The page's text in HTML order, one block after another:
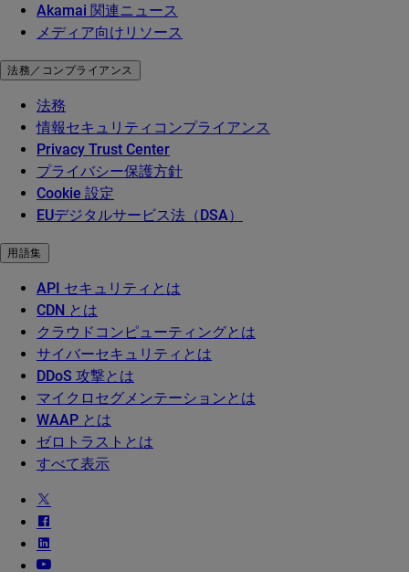
Akamai 関連ニュース
メディア向けリソース
法務／コンプライアンス
法務
情報セキュリティコンプライアンス
Privacy Trust Center
プライバシー保護方針
Cookie 設定
EUデジタルサービス法（DSA）
用語集
API セキュリティとは
CDN とは
クラウドコンピューティングとは
サイバーセキュリティとは
DDoS 攻撃とは
マイクロセグメンテーションとは
WAAP とは
ゼロトラストとは
すべて表示